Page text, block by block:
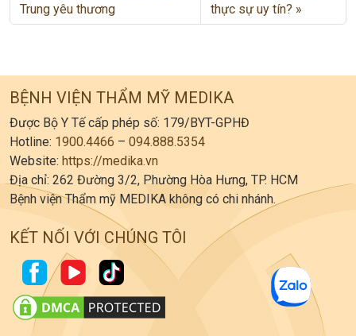
Trung yêu thương
thực sự uy tín?
BỆNH VIỆN THẨM MỸ MEDIKA
Được Bộ Y Tế cấp phép số: 179/BYT-GPHĐ
Hotline: 1900.4466 – 094.888.5354
Website: https://medika.vn
Địa chỉ: 262 Đường 3/2, Phường Hòa Hưng, TP. HCM
Bệnh viện Thẩm mỹ MEDIKA không có chi nhánh.
KẾT NỐI VỚI CHÚNG TÔI